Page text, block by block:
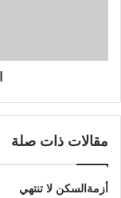
مقالات ذات صلة
أزمةالسكن لا تنتهي